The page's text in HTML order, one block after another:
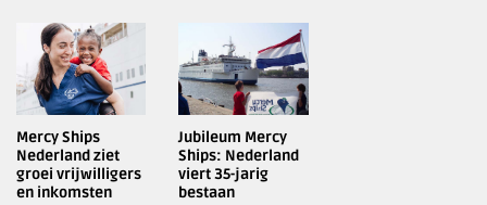
Mercy Ships
Nederland ziet
groei vrijwilligers
en inkomsten
Jubileum Mercy
Ships: Nederland
viert 35-jarig
bestaan